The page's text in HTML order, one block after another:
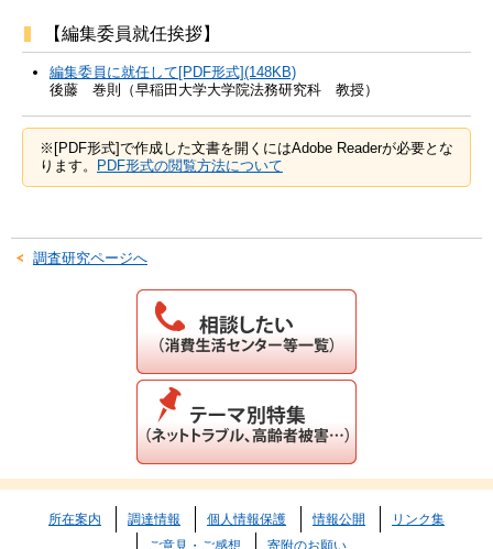
【編集委員就任挨拶】
編集委員に就任して[PDF形式](148KB)
後藤 巻則（早稲田大学大学院法務研究科 教授）
※[PDF形式]で作成した文書を開くにはAdobe Readerが必要とな
ります。 PDF形式の閲覧方法について
調査研究ページへ
所在案内 調達情報 個人情報保護 情報公開
リンク集
ご意見・ご感想
寄附のお願い